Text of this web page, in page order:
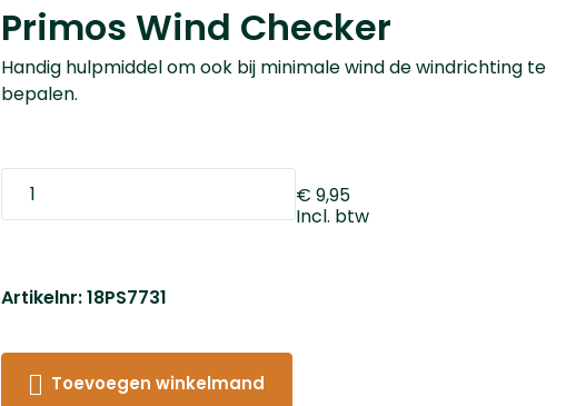
Primos Wind Checker
Handig hulpmiddel om ook bij minimale wind de windrichting te
bepalen.
€ 9,95
Incl. btw
Artikelnr: 18PS7731
Toevoegen winkelmand